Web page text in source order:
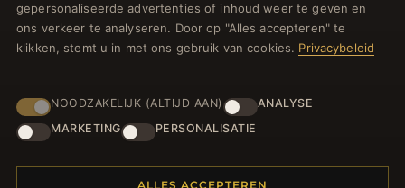
gepersonaliseerde advertenties of inhoud weer te geven en
ons verkeer te analyseren. Door op "Alles accepteren" te
klikken, stemt u in met ons gebruik van cookies. Privacybeleid
NOODZAKELIJK (ALTIJD AAN)
ANALYSE
MARKETING
PERSONALISATIE
ALLES ACCEPTEREN
Nieuwe producten
Specials
Blog
Beoordelingen
Inloggen
BETAALMETHODEN